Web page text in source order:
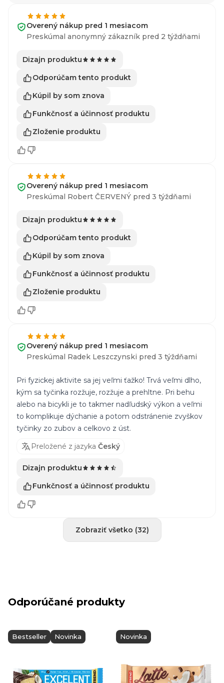
Overený nákup pred 1 mesiacom
Preskúmal anonymný zákazník pred 2 týždňami
Dizajn produktu
Odporúčam tento produkt
Kúpil by som znova
Funkčnosť a účinnosť produktu
Zloženie produktu
Overený nákup pred 1 mesiacom
Preskúmal Robert ČERVENÝ pred 3 týždňami
Dizajn produktu
Odporúčam tento produkt
Kúpil by som znova
Funkčnosť a účinnosť produktu
Zloženie produktu
Overený nákup pred 1 mesiacom
Preskúmal Radek Leszczynski pred 3 týždňami
Pri fyzickej aktivite sa jej veľmi ťažko! Trvá veľmi dlho,
kým sa tyčinka rozžuje, rozžuje a prehltne. Pri behu
alebo na bicykli je to takmer nadľudský výkon a veľmi
to komplikuje dýchanie a potom odstránenie zvyškov
tyčinky zo zubov a celkovo z úst.
Preložené z jazyka Český
Dizajn produktu
Funkčnosť a účinnosť produktu
Zobraziť všetko (32)
Odporúčané produkty
Bestseller Novinka Novinka